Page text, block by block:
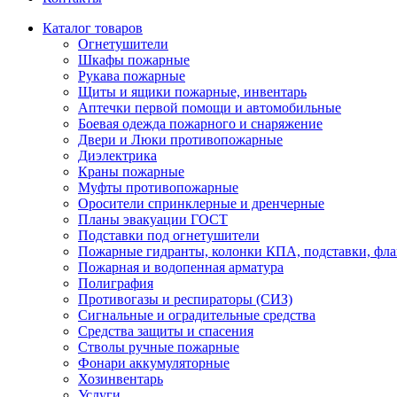
Каталог товаров
Огнетушители
Шкафы пожарные
Рукава пожарные
Щиты и ящики пожарные, инвентарь
Аптечки первой помощи и автомобильные
Боевая одежда пожарного и снаряжение
Двери и Люки противопожарные
Диэлектрика
Краны пожарные
Муфты противопожарные
Оросители спринклерные и дренчерные
Планы эвакуации ГОСТ
Подставки под огнетушители
Пожарные гидранты, колонки КПА, подставки,
Пожарная и водопенная арматура
Полиграфия
Противогазы и респираторы (СИЗ)
Сигнальные и оградительные средства
Средства защиты и спасения
Стволы ручные пожарные
Фонари аккумуляторные
Хозинвентарь